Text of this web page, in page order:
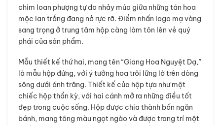
chim loan phượng tự do nhảy múa giữa những tán hoa
mộc lan trắng đang nở rực rỡ. Điểm nhấn logo mạ vàng
sang trọng ở trung tâm hộp càng làm tôn lên vẻ quý
phái của sản phẩm.
Mẫu thiết kế thứ hai, mang tên “Giang Hoa Nguyệt Dạ,”
là mẫu hộp đứng, với ý tưởng hoa trôi lững lờ trên dòng
sông dưới ánh trăng. Thiết kế của hộp tựa như một
chiếc hộp thần kỳ, với hai cánh mở ra những điều tốt
đẹp trong cuộc sống. Hộp được chia thành bốn ngăn
bánh, mang tông màu ngọt ngào và được trang trí một